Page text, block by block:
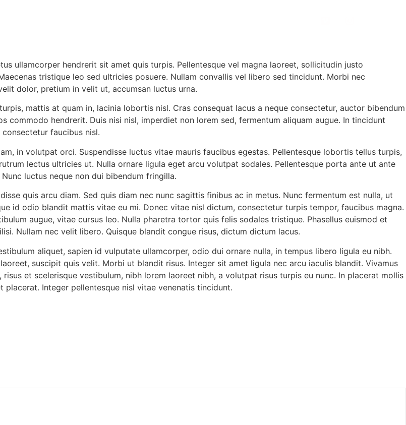
ullamcorper hendrerit sit amet quis turpis. Pellentesque vel magna laoreet, sollicitudin justo
tristique leo sed ultricies posuere. Nullam convallis vel libero sed tincidunt. Morbi nec
dolor, pretium in velit ut, accumsan luctus urna.
mattis at quam in, lacinia lobortis nisl. Cras consequat lacus a neque consectetur, auctor bibendum
commodo hendrerit. Duis nisi nisl, imperdiet non lorem sed, fermentum aliquam augue. In tincidunt
faucibus nisl.
in volutpat orci. Suspendisse luctus vitae mauris faucibus egestas. Pellentesque lobortis tellus turpis,
lectus ultricies ut. Nulla ornare ligula eget arcu volutpat sodales. Pellentesque porta ante ut ante
luctus neque non dui bibendum fringilla.
quis arcu diam. Sed quis diam nec nunc sagittis finibus ac in metus. Nunc fermentum est nulla, ut
id odio blandit mattis vitae eu mi. Donec vitae nisl dictum, consectetur turpis tempor, faucibus magna.
augue, vitae cursus leo. Nulla pharetra tortor quis felis sodales tristique. Phasellus euismod et
Nullam nec velit libero. Quisque blandit congue risus, dictum dictum lacus.
aliquet, sapien id vulputate ullamcorper, odio dui ornare nulla, in tempus libero ligula eu nibh.
suscipit quis velit. Morbi ut blandit risus. Integer sit amet ligula nec arcu iaculis blandit. Vivamus
et scelerisque vestibulum, nibh lorem laoreet nibh, a volutpat risus turpis eu nunc. In placerat mollis
Integer pellentesque nisl vitae venenatis tincidunt.